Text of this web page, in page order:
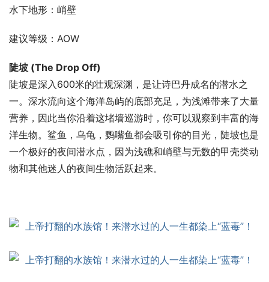
水下地形：峭壁
建议等级：AOW
陡坡 (The Drop Off)
陡坡是深入600米的壮观深渊，是让诗巴丹成名的潜水之
一。深水流向这个海洋岛屿的底部充足，为浅滩带来了大量
营养，因此当你沿着这堵墙巡游时，你可以观察到丰富的海
洋生物。鲨鱼，乌龟，鹦嘴鱼都会吸引你的目光，陡坡也是
一个极好的夜间潜水点，因为浅礁和峭壁与无数的甲壳类动
物和其他迷人的夜间生物活跃起来。